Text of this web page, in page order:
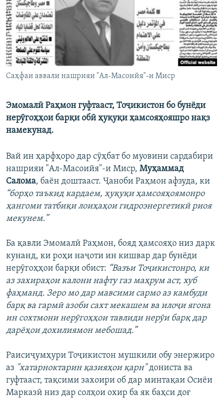
ГУЗОРИШҲОИ РАДИОӢ
Русский
ПАЙГИРӢ КУНЕД
Ҳамаи сомонаҳои RFE/RL
Саҳфаи аввали нашрияи "Ал-Масоийя"-и Миср
Эмомалӣ Раҳмон гуфтааст, Тоҷикистон бо бунёди
нерӯгоҳҳои барқи обӣ ҳуқуқи ҳамсояҳояшро нақз
намекунад.
Вай ин ҳарфҳоро дар сӯҳбат бо муовини сардабири
нашрияи "Ал-Масоийя"-и Миср, Муҳаммад
Салома, баён доштааст. Ҷаноби Раҳмон афзуда, ки
“борҳо таъкид кардаем, ҳуқуқи ҳамсояҳоямонро
ҳангоми татбиқи лоиҳаҳои гидроэнергетикӣ риоя
мекунем.”
Ба қавли Эмомалӣ Раҳмон, бояд ҳамсояҳо низ дарк
кунанд, ки роҳи наҷоти ин кишвар дар бунёди
нерӯгоҳҳои барқи обист: “Вазъи Тоҷикистонро, ки
аз захираҳои калони нафту газ маҳрум аст, хуб
фаҳманд. Зеро мо дар мавсими сармо аз камбуди
барқ ва гармӣ азоби сахт мекашем ва илоҷи ягона
ин сохтмони нерӯгоҳҳои тавлиди нерӯи барқ дар
дарёҳои дохилиямон мебошад.”
Раисиҷумҳури Тоҷикистон мушкили обу энержиро
аз "хатарноктарин қазияҳои қарн"дониста ва
гуфтааст, тақсими захоири об дар минтақаи Осиёи
Марказӣ низ дар солҳои охир ба як баҳси доғ